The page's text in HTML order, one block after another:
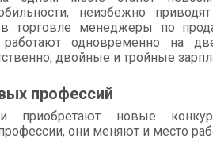
неизбежно
в торговле менеджеры по
работают одновременно на
двойные и тройные
профессий
приобретают новые
они меняют и место